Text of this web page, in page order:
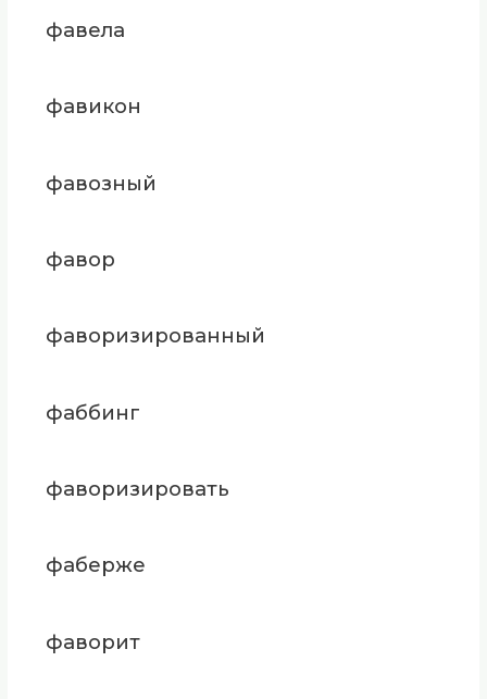
фавела
фавикон
фавозный
фавор
фаворизированный
фаббинг
фаворизировать
фаберже
фаворит